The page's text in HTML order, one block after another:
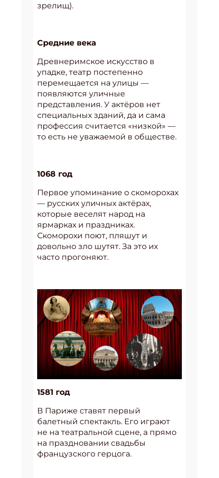
зрелищ).
Средние века
Древнеримское искусство в
упадке, театр постепенно
перемещается на улицы —
появляются уличные
представления. У актёров нет
специальных зданий, да и сама
профессия считается «низкой» —
то есть не уважаемой в обществе.
1068 год
Первое упоминание о скоморохах
— русских уличных актёрах,
которые веселят народ на
ярмарках и праздниках.
Скоморохи поют, пляшут и
довольно зло шутят. За это их
часто прогоняют.
1581 год
В Париже ставят первый
балетный спектакль. Его играют
не на театральной сцене, а прямо
на праздновании свадьбы
французского герцога.